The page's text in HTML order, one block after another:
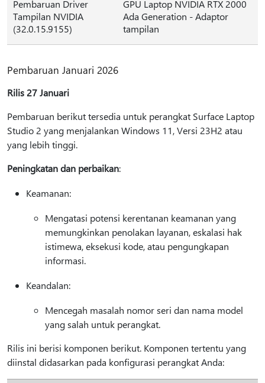
Pembaruan Driver
Tampilan NVIDIA
(32.0.15.9155)
GPU Laptop NVIDIA RTX 2000
Ada Generation - Adaptor
tampilan
Pembaruan Januari 2026
Rilis 27 Januari
Pembaruan berikut tersedia untuk perangkat Surface Laptop
Studio 2 yang menjalankan Windows 11, Versi 23H2 atau
yang lebih tinggi.
Peningkatan dan perbaikan:
Keamanan:
Mengatasi potensi kerentanan keamanan yang
memungkinkan penolakan layanan, eskalasi hak
istimewa, eksekusi kode, atau pengungkapan
informasi.
Keandalan:
Mencegah masalah nomor seri dan nama model
yang salah untuk perangkat.
Rilis ini berisi komponen berikut. Komponen tertentu yang
diinstal didasarkan pada konfigurasi perangkat Anda: